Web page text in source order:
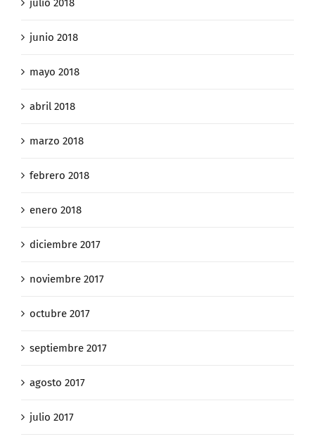
julio 2018
junio 2018
mayo 2018
abril 2018
marzo 2018
febrero 2018
enero 2018
diciembre 2017
noviembre 2017
octubre 2017
septiembre 2017
agosto 2017
julio 2017